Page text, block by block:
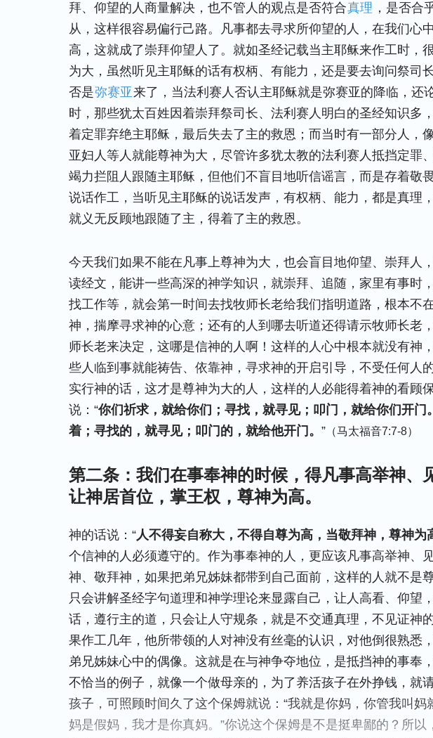
拜、仰望的人商量解决，也不管人的观点是否符合真理 ，是否合
从，这样很容易偏行己路。凡事都去寻求所仰望的人，在我们心
高，这就成了崇拜仰望人了。就如圣经记载当主耶稣来作工时，
为大，虽然听见主耶稣的话有权柄、有能力，还是要去询问祭司长
否是弥赛亚来了，当法利赛人否认主耶稣就是弥赛亚的降临，还
时，那些犹太百姓因着崇拜祭司长、法利赛人明白的圣经知识多
着定罪弃绝主耶稣，最后失去了主的救恩；而当时有一部分人，
亚妇人等人就能尊神为大，尽管许多犹太教的法利赛人抵挡定罪
竭力拦阻人跟随主耶稣，但他们不盲目地听信谣言，而是存着敬
说话作工，当听见主耶稣的说话发声，有权柄、能力，都是真理
就义无反顾地跟随了主，得着了主的救恩。
今天我们如果不能在凡事上尊神为大，也会盲目地仰望、崇拜人
读经文，能讲一些高深的神学知识，就崇拜、追随，家里有事时
找工作等，就会第一时间去找牧师长老给我们指明道路，根本不
神，揣摩寻求神的心意；还有的人到哪去听道还得请示牧师长老
师长老来决定，这哪是信神的人啊！这样的人心中根本就没有神
些人临到事就能祷告、依靠神，寻求神的开启引导，不受任何人
实行神的话，这才是尊神为大的人，这样的人必能得着神的看顾
说：“你们祈求，就给你们；寻找，就寻见；叩门，就给你们开门
着；寻找的，就寻见；叩门的，就给他开门。 ” （马太福音7:7-8）
第二条：我们在事奉神的时候，得凡事高举神、
让神居首位，掌王权，尊神为高。
神的话说：“人不得妄自称大，不得自尊为高，当敬拜神，尊神为
个信神的人必须遵守的。作为事奉神的人，更应该凡事高举神、
神、敬拜神，如果把弟兄姊妹都带到自己面前，这样的人就不是
只会讲解圣经字句道理和神学理论来显露自己，让人高看、仰望
话，遵行主的道，只会让人守规条，就是不交通真理，不见证神
果作工几年，他所带领的人对神没有丝毫的认识，对他倒很熟悉
弟兄姊妹心中的偶像。这就是在与神争夺地位，是抵挡神的事奉
不恰当的例子，就像一个做母亲的，为了养活孩子在外挣钱，就
孩子，可照顾时间久了这个保姆就说：“我就是你妈，你管我叫妈
妈是假妈，我才是你真妈。”你说这个保姆是不是挺卑鄙的？所以